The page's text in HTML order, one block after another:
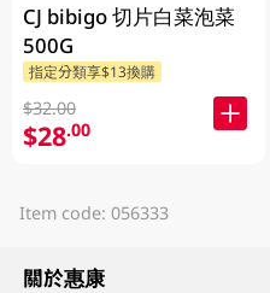
CJ bibigo 切片白菜泡菜
500G
指定分類享$13換購
$32.00
$28.00
Item code: 056333
關於惠康